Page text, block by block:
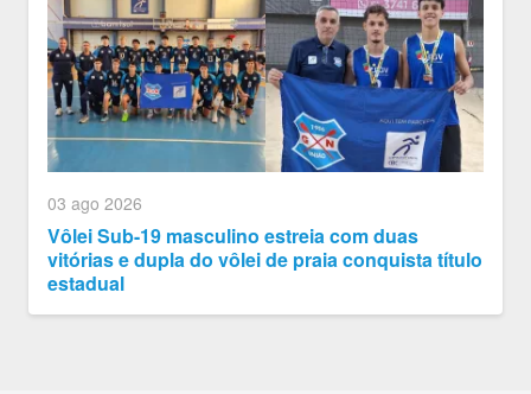
03 ago 2026
Vôlei Sub-19 masculino estreia com duas
vitórias e dupla do vôlei de praia conquista título
estadual